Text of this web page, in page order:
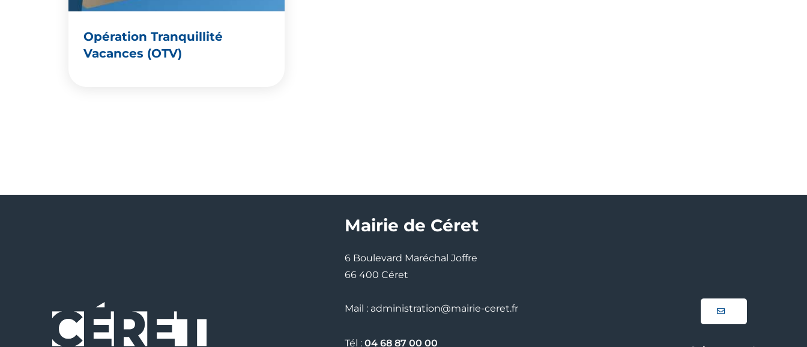
Opération Tranquillité
Vacances (OTV)
Mairie de Céret
6 Boulevard Maréchal Joffre
66 400 Céret
Mail : administration@mairie-ceret.fr
Tél : 04 68 87 00 00